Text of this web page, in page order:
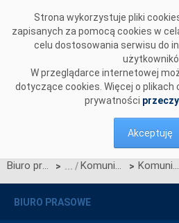
Strona wykorzystuje pliki
zapisanych za pomocą cookies w
celu dostosowania serwisu do
W przeglądarce internetowej
dotyczące cookies. Więcej o plikach
prywatności
Akceptuję
Biuro prasowe > Komunikaty OSP > Komunikat OSP dotyczący zawieszenia procesu Jednolitego łączenia Rynków Dnia Bieżącego w dniu 20.11.2024.
BIURO PRASOWE